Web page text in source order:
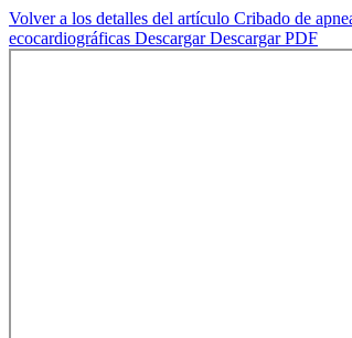
Volver a los detalles del artículo Cribado de
ecocardiográficas DescargarDescargar PDF